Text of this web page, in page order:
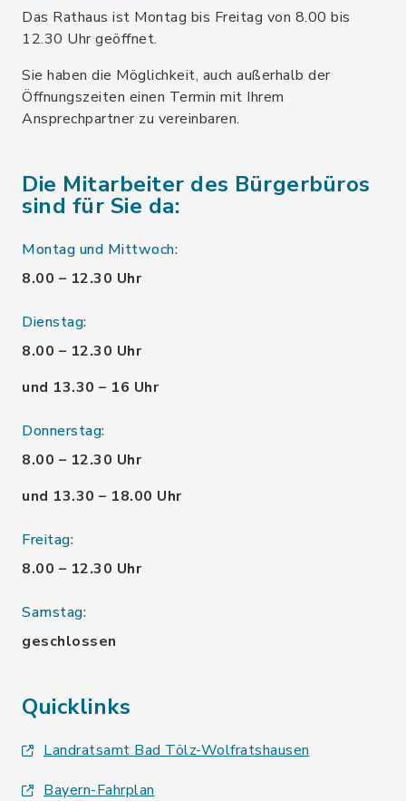
Das Rathaus ist Montag bis Freitag von 8.00 bis
12.30 Uhr geöffnet.
Sie haben die Möglichkeit, auch außerhalb der
Öffnungszeiten einen Termin mit Ihrem
Ansprechpartner zu vereinbaren.
Die Mitarbeiter des Bürgerbüros
sind für Sie da:
Montag und Mittwoch:
8.00 – 12.30 Uhr
Dienstag:
8.00 – 12.30 Uhr
und 13.30 – 16 Uhr
Donnerstag:
8.00 – 12.30 Uhr
und 13.30 – 18.00 Uhr
Freitag:
8.00 – 12.30 Uhr
Samstag:
geschlossen
Quicklinks
Landratsamt Bad Tölz-Wolfratshausen
Bayern-Fahrplan